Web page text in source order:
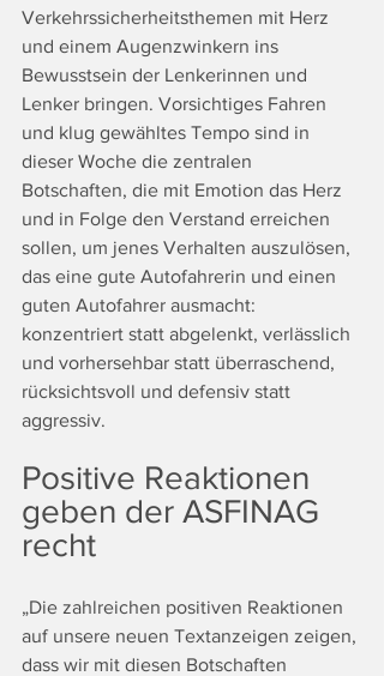
Verkehrssicherheitsthemen mit Herz
und einem Augenzwinkern ins
Bewusstsein der Lenkerinnen und
Lenker bringen. Vorsichtiges Fahren
und klug gewähltes Tempo sind in
dieser Woche die zentralen
Botschaften, die mit Emotion das Herz
und in Folge den Verstand erreichen
sollen, um jenes Verhalten auszulösen,
das eine gute Autofahrerin und einen
guten Autofahrer ausmacht:
konzentriert statt abgelenkt, verlässlich
und vorhersehbar statt überraschend,
rücksichtsvoll und defensiv statt
aggressiv.
Positive Reaktionen
geben der ASFINAG
recht
„Die zahlreichen positiven Reaktionen
auf unsere neuen Textanzeigen zeigen,
dass wir mit diesen Botschaften